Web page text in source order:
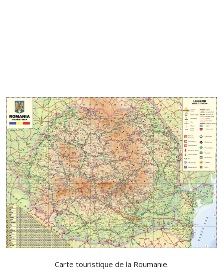
Carte touristique de la Roumanie.